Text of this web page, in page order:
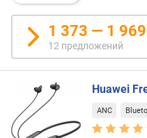
м
а
к
с
.
ч
а
с
т
1 373 — 1 969
12 предложений
Huawei
ANC